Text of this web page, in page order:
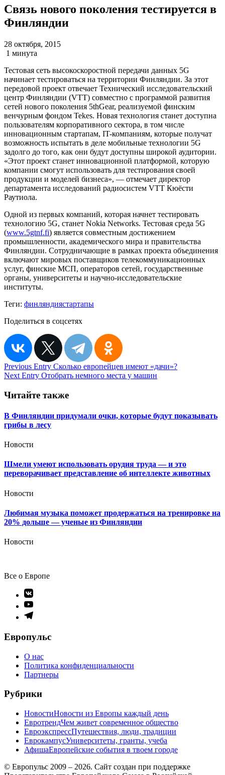
Связь нового поколения тестируется в
Финляндии
28 октября, 2015
1 минута
Тестовая сеть высокоскоростной передачи данных 5G
начинает тестироваться на территории Финляндии. За этот
передовой проект отвечает Технический исследовательский
центр Финляндии (VTT) совместно с программой развития
сетей нового поколения 5thGear, реализуемой финским
венчурным фондом Tekes. Новая технология станет доступна
пользователям корпоративного сектора, в том числе
инновационным стартапам, IT-компаниям, которые получат
возможность испытать в деле мобильные технологии 5G
задолго до того, как они будут доступны широкой аудитории.
«Этот проект станет инновационной платформой, которую
компании смогут использовать для тестирования своей
продукции и моделей бизнеса», — отмечает директор
департамента исследований радиосистем VTT Кюёсти
Раутиола.
Одной из первых компаний, которая начнет тестировать
технологию 5G, станет Nokia Networks. Тестовая среда 5G
(www.5gtnf.fi) является совместным достижением
промышленности, академического мира и правительства
Финляндии. Сотрудничающие в рамках проекта объединения
включают мировых поставщиков телекоммуникационных
услуг, финские МСП, операторов сетей, государственные
органы, университеты и научно-исследовательские
институты.
Теги: финляндиястартапы
Поделиться в соцсетях
Навигация
по
записям
Previous Entry Сколько европейцев имеют «дачи»?
Next Entry Отобрать немного места у машин
Читайте также
В Финляндии придумали очки, которые будут показывать
грибы в лесу
Новости
Шмели умеют использовать орудия труда — и это
переворачивает представление об интеллекте животных
Новости
Любимая музыка поможет продержаться на тренировке на
20% дольше — ученые из Финляндии
Новости
Все о Европе
Элемент
меню
Элемент
меню
Элемент
Европульс
О нас
Политика конфиденциальности
Партнеры
Рубрики
НовостиНовости из Европы каждый день
ЕвротрендЧем живет современное общество
ЕвроэкспрессПутешествия, люди, традиции
ЕврокампусУниверситеты, гранты, учеба
АфишаЕвропейские события в твоем городе
© Европульс 2009 – 2026. Сайт создан при поддержке